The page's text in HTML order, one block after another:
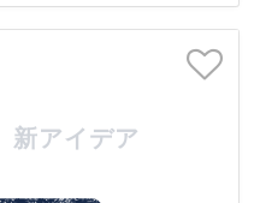
新アイデア